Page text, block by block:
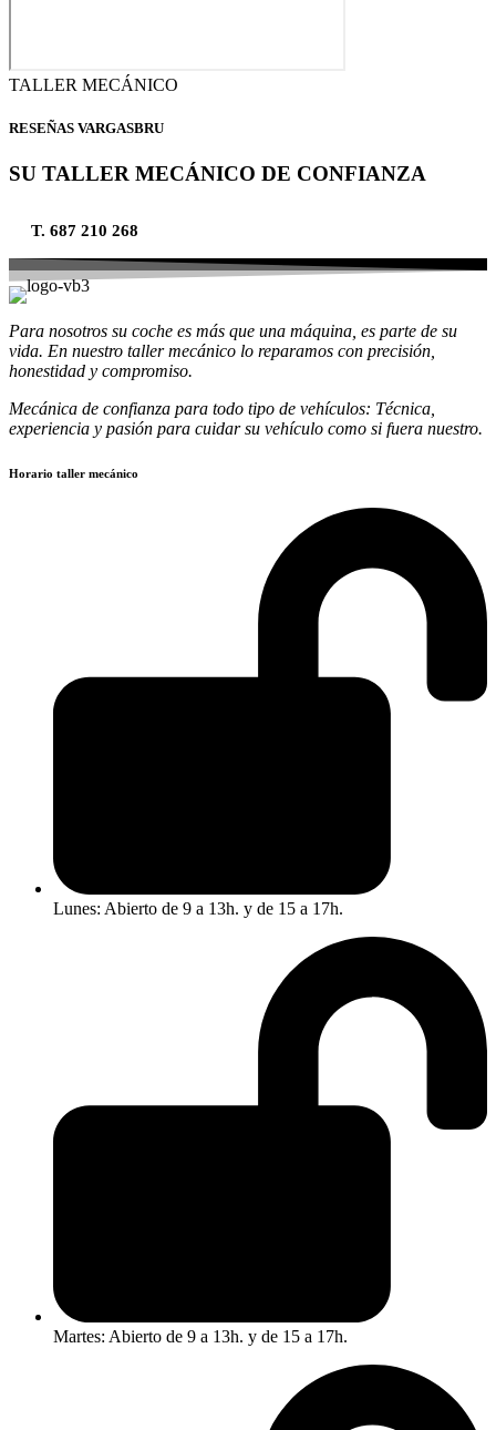
TALLER MECÁNICO
RESEÑAS VARGASBRU
SU TALLER MECÁNICO DE CONFIANZA
T. 687 210 268
Para nosotros su coche es más que una máquina, es parte de su
vida. En nuestro taller mecánico lo reparamos con precisión,
honestidad y compromiso.
Mecánica de confianza para todo tipo de vehículos: Técnica,
experiencia y pasión para cuidar su vehículo como si fuera nuestro.
Horario taller mecánico
Lunes: Abierto de 9 a 13h. y de 15 a 17h.
Martes: Abierto de 9 a 13h. y de 15 a 17h.